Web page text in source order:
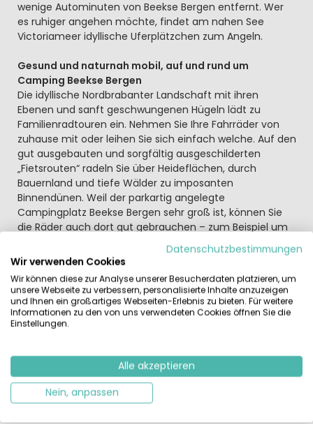
wenige Autominuten von Beekse Bergen entfernt. Wer
es ruhiger angehen möchte, findet am nahen See
Victoriameer idyllische Uferplätzchen zum Angeln.
Gesund und naturnah mobil, auf und rund um
Camping Beekse Bergen
Die idyllische Nordbrabanter Landschaft mit ihren
Ebenen und sanft geschwungenen Hügeln lädt zu
Familienradtouren ein. Nehmen Sie Ihre Fahrräder von
zuhause mit oder leihen Sie sich einfach welche. Auf den
gut ausgebauten und sorgfältig ausgeschilderten
„Fietsrouten“ radeln Sie über Heideflächen, durch
Bauernland und tiefe Wälder zu imposanten
Binnendünen. Weil der parkartig angelegte
Campingplatz Beekse Bergen sehr groß ist, können Sie
die Räder auch dort gut gebrauchen – zum Beispiel um
entspannt von Ihrem Luxus-Mobilheim, Caravan oder
Zelt zum Supermarkt oder zum Familienrestaurant zu
Eisenbahn oder leihen sich einen praktischen
Handwagen.
Safari-Urlaub fast wie in Afrika
dem Safaripark, sodass Sie vielleicht sogar das Brüllen
der Löwen oder das Trompeten der Elefanten hören…
Besuchen Sie den weitläufigen Park per Bus oder mit
ihrem eigenen PKW. Da schaut schon einmal eine
Datenschutzbestimmungen
Wir verwenden Cookies
Wir können diese zur Analyse unserer Besucherdaten platzieren, um
unsere Webseite zu verbessern, personalisierte Inhalte anzuzeigen
und Ihnen ein großartiges Webseiten-Erlebnis zu bieten. Für weitere
Informationen zu den von uns verwendeten Cookies öffnen Sie die
Einstellungen.
Alle akzeptieren
Nein, anpassen